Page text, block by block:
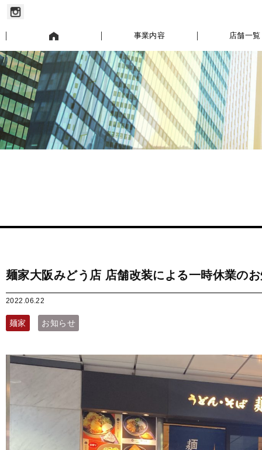
事業内容 店舗一覧
麺家大阪みどう店 店舗改装による一時休業の
2022.06.22
麺家 お知らせ